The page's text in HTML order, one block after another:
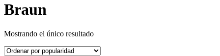
Braun
Mostrando el único resultado